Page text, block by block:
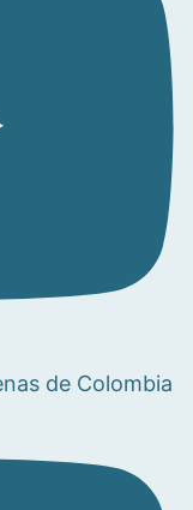
de Colombia